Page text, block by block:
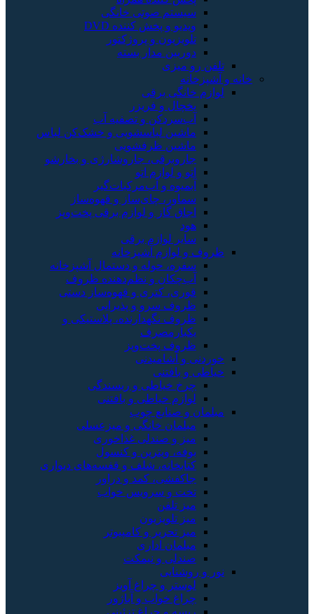
سیستم صوتی خانگی
ویدیو و پخش کننده DVD
تلویزیون و پروژکتور
دوربین مدار بسته
تلفن رو میزی
خانه و آشپزخانه
لوازم خانگی برقی
یخچال و فریزر
آب‌سردکن و تصفیه آب
ماشین لباسشویی و خشک‌کن لباس
ماشین ظرفشویی
جاروبرقی، جاروشارژی و بخارشو
اتو و لوازم اتو
آبمیوه و آب‌مرکبات‌گیر
سماور، چای‌ساز و قهوه‌ساز
اجاق گاز و لوازم برقی پخت‌وپز
هود
سایر لوازم برقی
ظروف و لوازم آشپزخانه
سفره، حوله و دستمال آشپزخانه
آب‌چکان و نظم‌دهنده ظروف
قوری، کتری و قهوه‌ساز دستی
ظروف سرو و پذیرایی
ظروف نگهدارنده، پلاستیکی و
یکبارمصرف
ظروف پخت‌وپز
خوردنی و آشامیدنی
خیاطی و بافتنی
چرخ خیاطی و ریسندگی
لوازم خیاطی و بافتنی
مبلمان و صنایع چوب
مبلمان خانگی و میزعسلی
میز و صندلی غذاخوری
بوفه، ویترین و کنسول
کتابخانه، شلف و قفسه‌های دیواری
جاکفشی، کمد و دراور
تخت و سرویس خواب
میز تلفن
میز تلویزیون
میز تحریر و کامپیوتر
مبلمان اداری
صندلی و نیمکت
نور و روشنایی
لوستر و چراغ آویز
چراغ خواب و آباژور